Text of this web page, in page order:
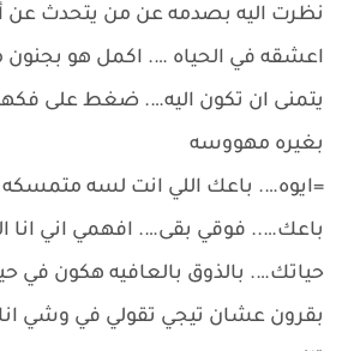
نظرت اليه بصدمه عن من يتحدث
اعشقه في الحياه …. اكمل هو بجنون
يتمنى ان تكون اليه…. ضغط على
بغيره مهووسه
=ايوه…. باعك اللي انت لسه متمسكه
باعك….. فوقي بقى…. افهمي اني انا
حياتك…. بالذوق بالعافيه هكون في
بقرون عشان تيجي تقولي في وشي